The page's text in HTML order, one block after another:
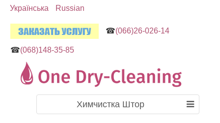
Українська Russian
☎(066)26-026-14
☎(068)148-35-85
Химчистка Штор